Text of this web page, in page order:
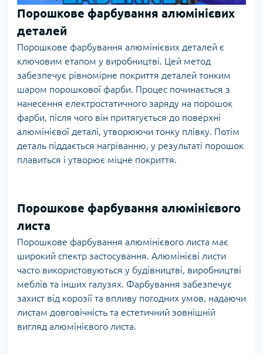
Порошкове фарбування алюмінієвих
деталей
Порошкове фарбування алюмінієвих деталей є
ключовим етапом у виробництві. Цей метод
забезпечує рівномірне покриття деталей тонким
шаром порошкової фарби. Процес починається з
нанесення електростатичного заряду на порошок
фарби, після чого він притягується до поверхні
алюмінієвої деталі, утворюючи тонку плівку. Потім
деталь піддається нагріванню, у результаті порошок
плавиться і утворює міцне покриття.
Порошкове фарбування алюмінієвого
листа
Порошкове фарбування алюмінієвого листа має
широкий спектр застосування. Алюмінієві листи
часто використовуються у будівництві, виробництві
меблів та інших галузях. Фарбування забезпечує
захист від корозії та впливу погодних умов, надаючи
листам довговічність та естетичний зовнішній
вигляд алюмінієвого листа.